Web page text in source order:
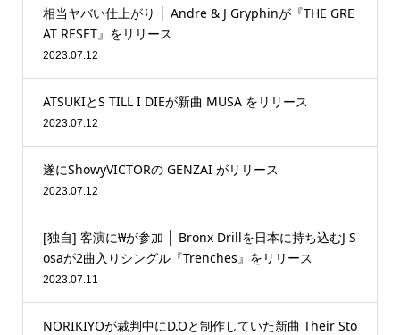
相当ヤバい仕上がり │ Andre & J Gryphinが『THE GRE
AT RESET』をリリース
2023.07.12
ATSUKIとS TILL I DIEが新曲 MUSA をリリース
2023.07.12
遂にShowyVICTORの GENZAI がリリース
2023.07.12
[独自] 客演に₩が参加 │ Bronx Drillを日本に持ち込むJ S
osaが2曲入りシングル『Trenches』をリリース
2023.07.11
NORIKIYOが裁判中にD.Oと制作していた新曲 Their Sto